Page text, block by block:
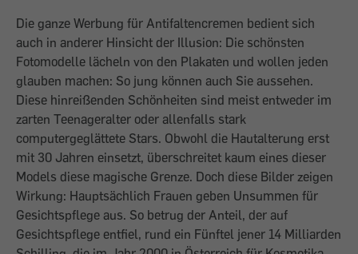
Die ganze Werbung für Antifaltencremen bedient sich
auch in anderer Hinsicht der Illusion: Die schönsten
Fotomodelle lächeln von den Plakaten und wollen jeden
glauben machen: So jung können auch Sie aussehen.
Diese hinreißenden Schönheiten sind meist entweder im
zarten Teenageralter oder allenfalls stark
computergeglättete Stars. Obwohl die Hautalterung erst
mit 30 Jahren einsetzt, überschreitet kaum eines dieser
Models diese magische Grenze. Doch diese Bilder zeigen
Wirkung: Hauptsächlich Frauen geben Unsummen für
Gesichtspflege aus. So betrug der Anteil, der auf
Gesichtspflege entfiel, rund ein Fünftel jener 14 Milliarden